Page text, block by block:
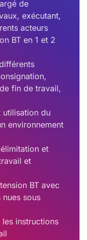
de
exécutant,
acteurs
BT en 1 et 2
fin de travail,
du
environnement
et
et
BT avec
sous
instructions